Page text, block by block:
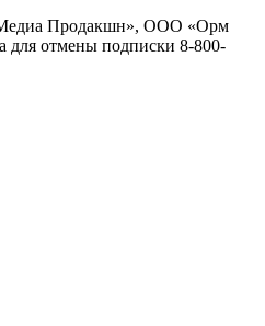
Продакшн», ООО «Орм
для отмены подписки 8-800-